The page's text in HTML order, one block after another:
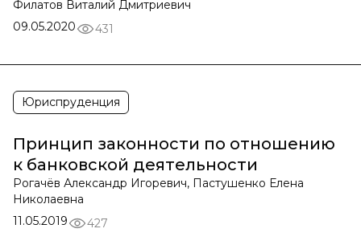
Филатов Виталий Дмитриевич
09.05.2020
431
Юриспруденция
Принцип законности по отношению
к банковской деятельности
Рогачёв Александр Игоревич, Пастушенко Елена
Николаевна
11.05.2019
427